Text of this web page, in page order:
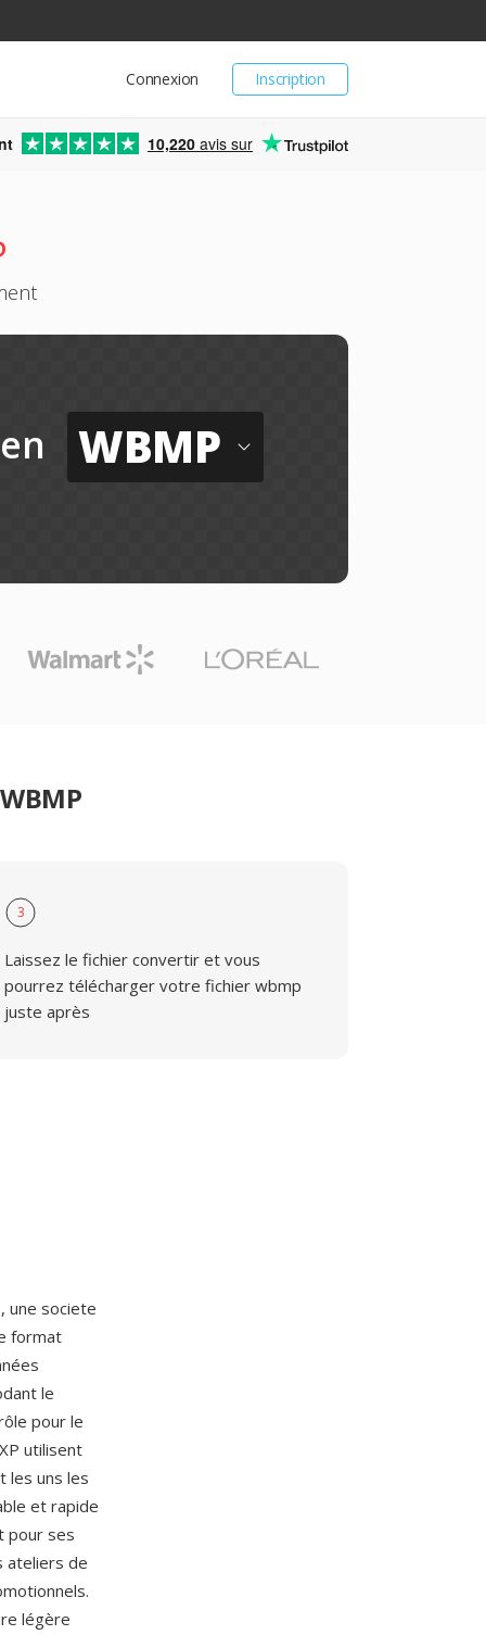
Inscription
Connexion
10,220 avis sur
en WBMP
3
Laissez le fichier convertir et vous
pourrez télécharger votre fichier wbmp
juste après
, une societe
format
le
pour le
utilisent
les uns les
et rapide
pour ses
ateliers de
légère